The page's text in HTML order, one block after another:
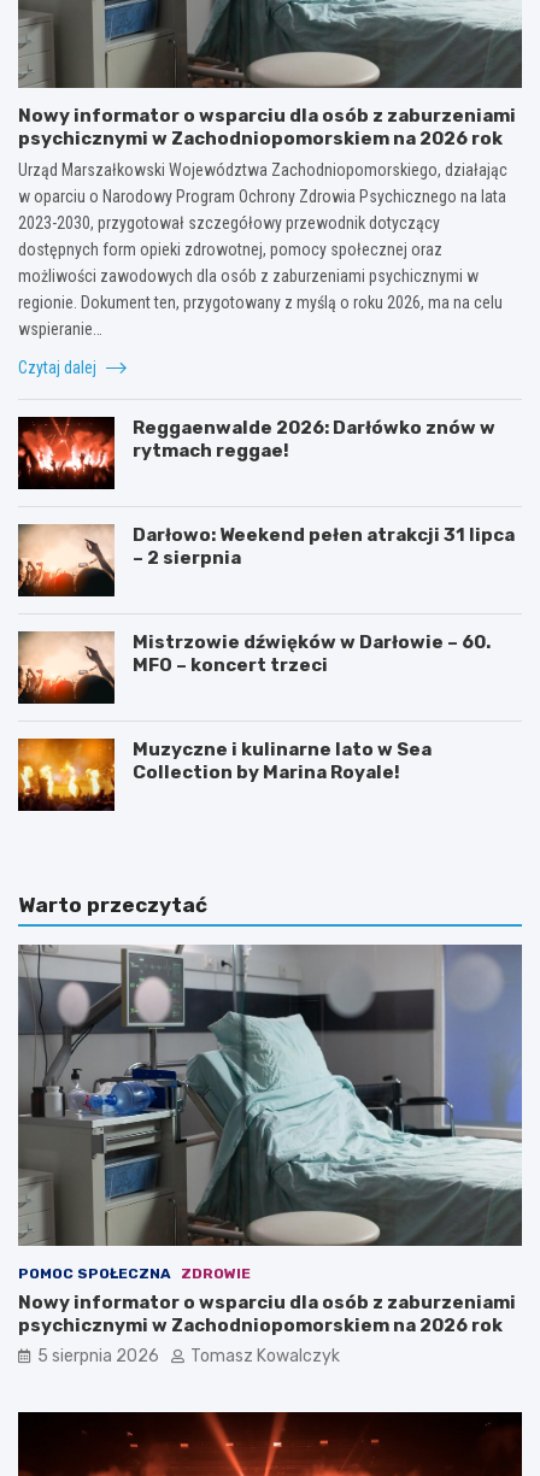
Nowy informator o wsparciu dla osób z zaburzeniami
psychicznymi w Zachodniopomorskiem na 2026 rok
Urząd Marszałkowski Województwa Zachodniopomorskiego, działając
w oparciu o Narodowy Program Ochrony Zdrowia Psychicznego na lata
2023-2030, przygotował szczegółowy przewodnik dotyczący
dostępnych form opieki zdrowotnej, pomocy społecznej oraz
możliwości zawodowych dla osób z zaburzeniami psychicznymi w
regionie. Dokument ten, przygotowany z myślą o roku 2026, ma na celu
wspieranie…
Czytaj dalej
Reggaenwalde 2026: Darłówko znów w
rytmach reggae!
Darłowo: Weekend pełen atrakcji 31 lipca
– 2 sierpnia
Mistrzowie dźwięków w Darłowie – 60.
MFO – koncert trzeci
Muzyczne i kulinarne lato w Sea
Collection by Marina Royale!
Warto przeczytać
POMOC SPOŁECZNA ZDROWIE
Nowy informator o wsparciu dla osób z zaburzeniami
psychicznymi w Zachodniopomorskiem na 2026 rok
5 sierpnia 2026 Tomasz Kowalczyk